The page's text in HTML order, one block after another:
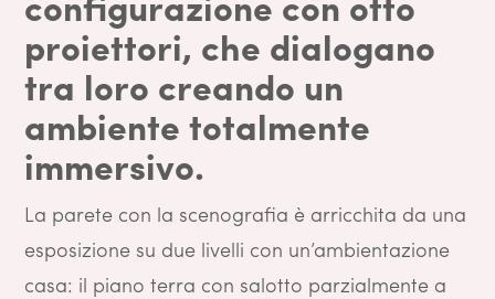
proiettori, che dialogano
tra loro creando un
ambiente totalmente
immersivo.
La parete con la scenografia è arricchita da una
esposizione su due livelli con un’ambientazione
casa: il piano terra con salotto parzialmente a